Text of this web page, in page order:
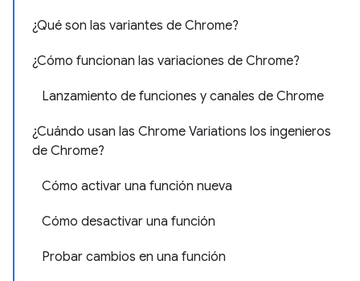
¿Qué son las variantes de Chrome?
¿Cómo funcionan las variaciones de Chrome?
Lanzamiento de funciones y canales de Chrome
¿Cuándo usan las Chrome Variations los ingenieros
de Chrome?
Cómo activar una función nueva
Cómo desactivar una función
Probar cambios en una función